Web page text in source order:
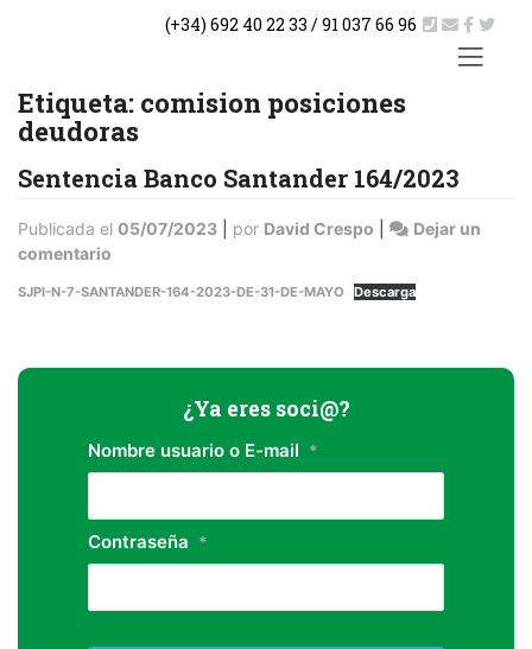
(+34) 692 40 22 33 / 91 037 66 96
Etiqueta: comision posiciones
deudoras
Sentencia Banco Santander 164/2023
Publicada el 05/07/2023 por David Crespo
Dejar un
comentario
Banco
SJPI-N-7-SANTANDER-164-2023-DE-31-DE-MAYO Descarga
¿Ya eres soci@?
Nombre usuario o E-mail *
Contraseña *